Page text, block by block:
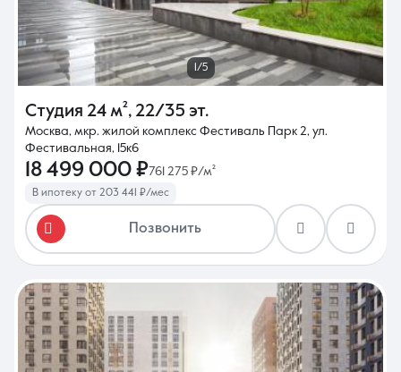
1/5
Студия 24 м², 22/35 эт.
Москва, мкр. жилой комплекс Фестиваль Парк 2, ул.
Фестивальная, 15к6
18 499 000 ₽761 275 ₽/м²
В ипотеку от 203 441 ₽/мес
Позвонить